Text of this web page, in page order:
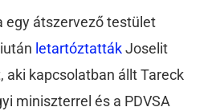
egy átszervező testület
letartóztattákJoselit
aki kapcsolatban állt Tareck
miniszterrel és a PDVSA